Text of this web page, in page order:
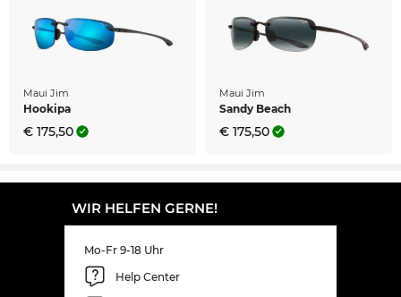
Maui Jim
Hookipa
€ 175,50
Maui Jim
Sandy Beach
€ 175,50
WIR HELFEN GERNE!
Mo-Fr 9-18 Uhr
Help Center